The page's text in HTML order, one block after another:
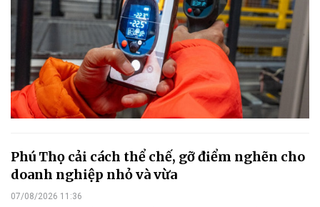
Phú Thọ cải cách thể chế, gỡ điểm nghẽn cho
doanh nghiệp nhỏ và vừa
07/08/2026 11:36